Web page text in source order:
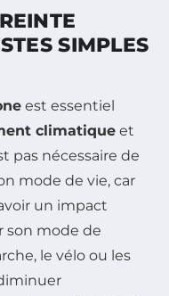
SIMPLES
est essentiel
climatique et
pas nécessaire de
mode de vie, car
un impact
son mode de
le vélo ou les